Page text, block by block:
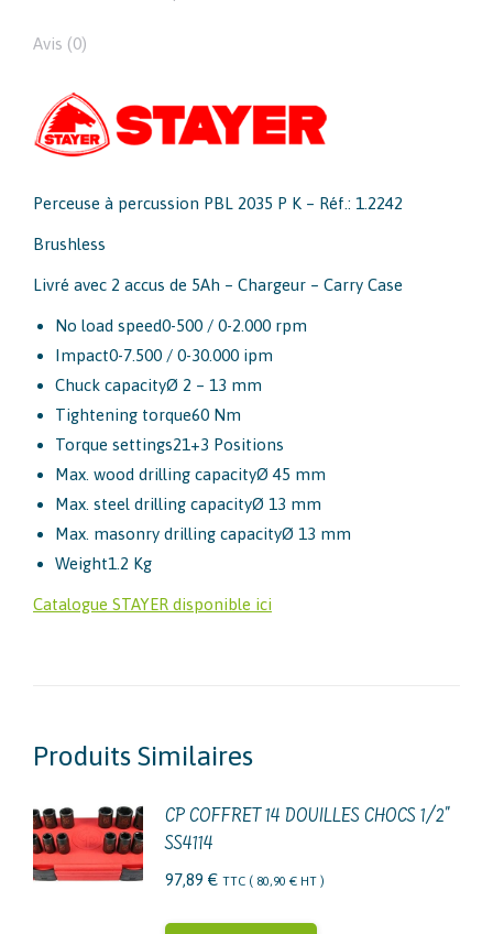
Avis (0)
Perceuse à percussion PBL 2035 P K – Réf.: 1.2242
Brushless
Livré avec 2 accus de 5Ah – Chargeur – Carry Case
No load speed0-500 / 0-2.000 rpm
Impact0-7.500 / 0-30.000 ipm
Chuck capacityØ 2 – 13 mm
Tightening torque60 Nm
Torque settings21+3 Positions
Max. wood drilling capacityØ 45 mm
Max. steel drilling capacityØ 13 mm
Max. masonry drilling capacityØ 13 mm
Weight1.2 Kg
Catalogue STAYER disponible ici
Produits Similaires
CP COFFRET 14 DOUILLES CHOCS 1/2"
SS4114
97,89 € TTC ( 80,90 € HT )